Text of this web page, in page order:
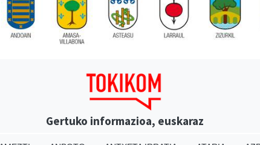
Gertuko informazioa, euskaraz